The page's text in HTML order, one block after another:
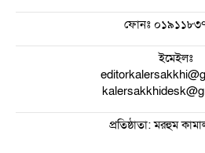
ফোনঃ
ইমেইলঃ
প্রতিষ্ঠাতা: মরহুম